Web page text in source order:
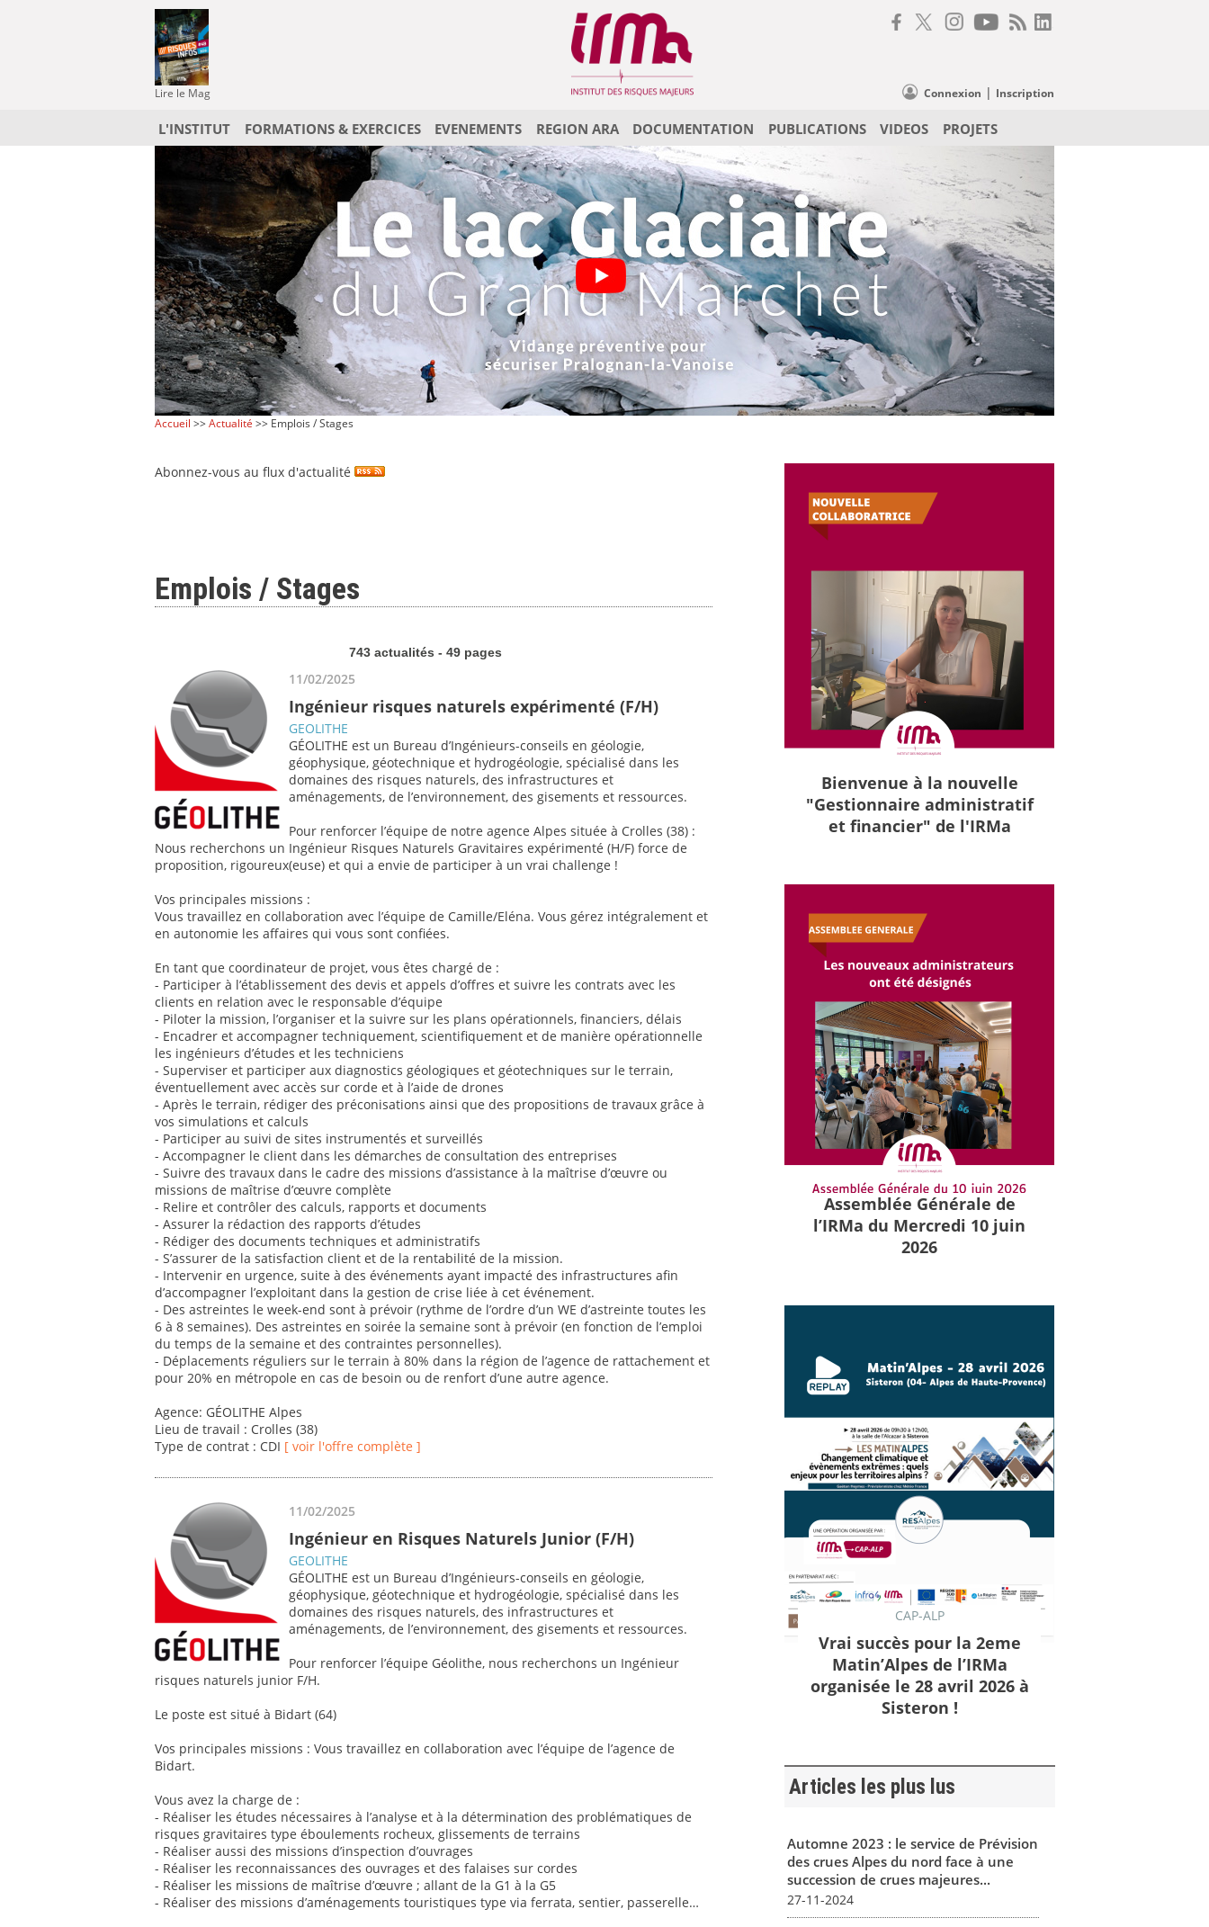
Lire le Mag Connexion | Inscription
L'INSTITUT FORMATIONS & EXERCICES EVENEMENTS REGION ARA DOCUMENTATION PUBLICATIONS VIDEOS PROJETS
Accueil >>Actualité >> Emplois / Stages
Abonnez-vous au flux d'actualité
Emplois / Stages
743 actualités - 49 pages
11/02/2025
Ingénieur risques naturels expérimenté (F/H)
GEOLITHE
GÉOLITHE est un Bureau d’Ingénieurs-conseils en géologie,
géophysique, géotechnique et hydrogéologie, spécialisé dans les
domaines des risques naturels, des infrastructures et
aménagements, de l’environnement, des gisements et ressources.
Pour renforcer l’équipe de notre agence Alpes située à Crolles (38) :
Nous recherchons un Ingénieur Risques Naturels Gravitaires expérimenté (H/F) force de
proposition, rigoureux(euse) et qui a envie de participer à un vrai challenge !
Vos principales missions :
Vous travaillez en collaboration avec l’équipe de Camille/Eléna. Vous gérez intégralement et
en autonomie les affaires qui vous sont confiées.
En tant que coordinateur de projet, vous êtes chargé de :
- Participer à l’établissement des devis et appels d’offres et suivre les contrats avec les
clients en relation avec le responsable d’équipe
- Piloter la mission, l’organiser et la suivre sur les plans opérationnels, financiers, délais
- Encadrer et accompagner techniquement, scientifiquement et de manière opérationnelle
les ingénieurs d’études et les techniciens
- Superviser et participer aux diagnostics géologiques et géotechniques sur le terrain,
éventuellement avec accès sur corde et à l’aide de drones
- Après le terrain, rédiger des préconisations ainsi que des propositions de travaux grâce à
vos simulations et calculs
- Participer au suivi de sites instrumentés et surveillés
- Accompagner le client dans les démarches de consultation des entreprises
- Suivre des travaux dans le cadre des missions d’assistance à la maîtrise d’œuvre ou
missions de maîtrise d’œuvre complète
- Relire et contrôler des calculs, rapports et documents
- Assurer la rédaction des rapports d’études
- Rédiger des documents techniques et administratifs
- S’assurer de la satisfaction client et de la rentabilité de la mission.
- Intervenir en urgence, suite à des événements ayant impacté des infrastructures afin
d’accompagner l’exploitant dans la gestion de crise liée à cet événement.
- Des astreintes le week-end sont à prévoir (rythme de l’ordre d’un WE d’astreinte toutes les
6 à 8 semaines). Des astreintes en soirée la semaine sont à prévoir (en fonction de l’emploi
du temps de la semaine et des contraintes personnelles).
- Déplacements réguliers sur le terrain à 80% dans la région de l’agence de rattachement et
pour 20% en métropole en cas de besoin ou de renfort d’une autre agence.
Agence: GÉOLITHE Alpes
Lieu de travail : Crolles (38)
Type de contrat : CDI [ voir l'offre complète ]
11/02/2025
Ingénieur en Risques Naturels Junior (F/H)
GEOLITHE
GÉOLITHE est un Bureau d’Ingénieurs-conseils en géologie,
géophysique, géotechnique et hydrogéologie, spécialisé dans les
domaines des risques naturels, des infrastructures et
aménagements, de l’environnement, des gisements et ressources.
Pour renforcer l’équipe Géolithe, nous recherchons un Ingénieur
risques naturels junior F/H.
Le poste est situé à Bidart (64)
Vos principales missions : Vous travaillez en collaboration avec l’équipe de l’agence de
Bidart.
Vous avez la charge de :
- Réaliser les études nécessaires à l’analyse et à la détermination des problématiques de
risques gravitaires type éboulements rocheux, glissements de terrains
- Réaliser aussi des missions d’inspection d’ouvrages
- Réaliser les reconnaissances des ouvrages et des falaises sur cordes
- Réaliser les missions de maîtrise d’œuvre ; allant de la G1 à la G5
- Réaliser des missions d’aménagements touristiques type via ferrata, sentier, passerelle…
Bienvenue à la nouvelle
"Gestionnaire administratif
et financier" de l'IRMa
Assemblée Générale de
l’IRMa du Mercredi 10 juin
2026
CAP-ALP
Vrai succès pour la 2eme
Matin’Alpes de l’IRMa
organisée le 28 avril 2026 à
Sisteron !
Articles les plus lus
Automne 2023 : le service de Prévision
des crues Alpes du nord face à une
succession de crues majeures...
27-11-2024